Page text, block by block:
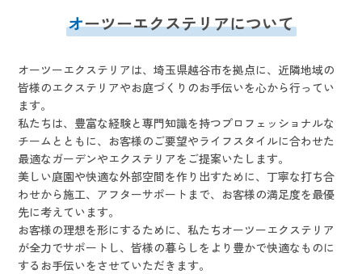
オーツーエクステリアについて
オーツーエクステリアは、埼玉県越谷市を拠点に、近隣地域の
皆様のエクステリアやお庭づくりのお手伝いを心から行ってい
ます。
私たちは、豊富な経験と専門知識を持つプロフェッショナルな
チームとともに、お客様のご要望やライフスタイルに合わせた
最適なガーデンやエクステリアをご提案いたします。
美しい庭園や快適な外部空間を作り出すために、丁寧な打ち合
わせから施工、アフターサポートまで、お客様の満足度を最優
先に考えています。
お客様の理想を形にするために、私たちオーツーエクステリア
が全力でサポートし、皆様の暮らしをより豊かで快適なものに
するお手伝いをさせていただきます。